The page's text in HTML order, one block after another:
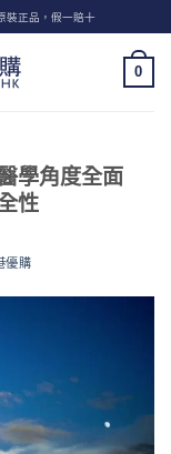
裝正品，假一賠十
0
學角度全面
性
優購